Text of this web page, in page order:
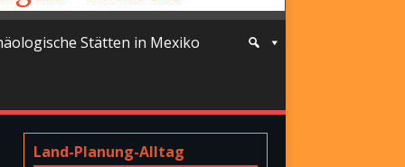
Stätten in Mexiko
Land-Planung-Alltag